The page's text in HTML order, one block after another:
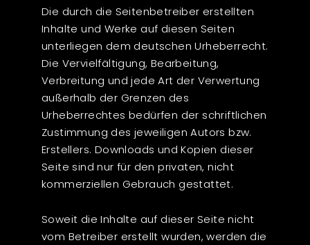
Die durch die Seitenbetreiber erstellten
Inhalte und Werke auf diesen Seiten
unterliegen dem deutschen Urheberrecht.
Die Vervielfältigung, Bearbeitung,
Verbreitung und jede Art der Verwertung
außerhalb der Grenzen des
Urheberrechtes bedürfen der schriftlichen
Zustimmung des jeweiligen Autors bzw.
Erstellers. Downloads und Kopien dieser
Seite sind nur für den privaten, nicht
kommerziellen Gebrauch gestattet.
Soweit die Inhalte auf dieser Seite nicht
vom Betreiber erstellt wurden, werden die